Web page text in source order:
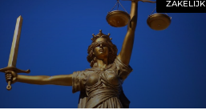
ZAKELIJK